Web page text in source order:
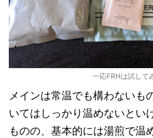
一応FRHは試して
メインは常温でも構わないも
いてはしっかり温めないとい
ものの、基本的には湯煎で温